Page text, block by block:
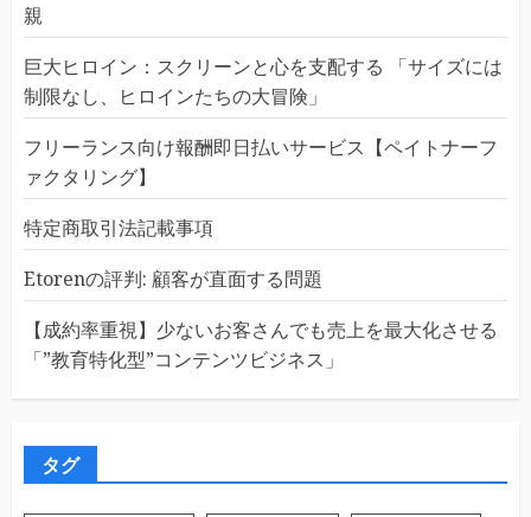
親
巨大ヒロイン：スクリーンと心を支配する 「サイズには
制限なし、ヒロインたちの大冒険」
フリーランス向け報酬即日払いサービス【ペイトナーフ
ァクタリング】
特定商取引法記載事項
Etorenの評判: 顧客が直面する問題
【成約率重視】少ないお客さんでも売上を最大化させる
「”教育特化型”コンテンツビジネス」
タグ